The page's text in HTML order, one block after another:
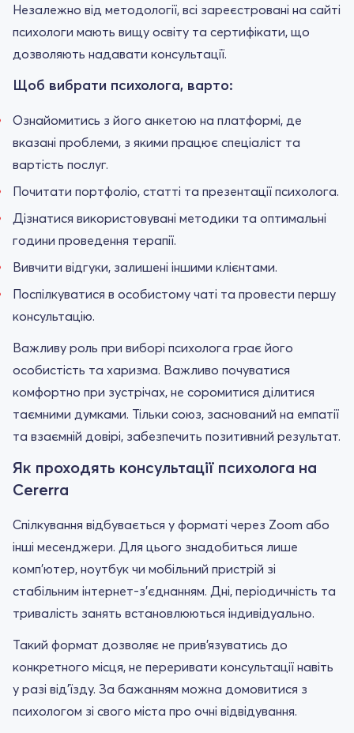
Незалежно від методології, всі зареєстровані на сайті
психологи мають вищу освіту та сертифікати, що
дозволяють надавати консультації.
Щоб вибрати психолога, варто:
Ознайомитись з його анкетою на платформі, де
вказані проблеми, з якими працює спеціаліст та
вартість послуг.
Почитати портфоліо, статті та презентації психолога.
Дізнатися використовувані методики та оптимальні
години проведення терапії.
Вивчити відгуки, залишені іншими клієнтами.
Поспілкуватися в особистому чаті та провести першу
консультацію.
Важливу роль при виборі психолога грає його
особистість та харизма. Важливо почуватися
комфортно при зустрічах, не соромитися ділитися
таємними думками. Тільки союз, заснований на емпатії
та взаємній довірі, забезпечить позитивний результат.
Як проходять консультації психолога на
Cererra
Спілкування відбувається у форматі через Zoom або
інші месенджери. Для цього знадобиться лише
комп'ютер, ноутбук чи мобільний пристрій зі
стабільним інтернет-з'єднанням. Дні, періодичність та
тривалість занять встановлюються індивідуально.
Такий формат дозволяє не прив'язуватись до
конкретного місця, не переривати консультації навіть
у разі від'їзду. За бажанням можна домовитися з
психологом зі свого міста про очні відвідування.